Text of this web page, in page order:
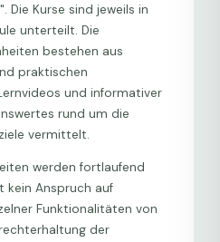
Die Kurse sind jeweils in
unterteilt. Die
bestehen aus
praktischen
und informativer
rund um die
vermittelt.
werden fortlaufend
kein Anspruch auf
Funktionalitäten von
der